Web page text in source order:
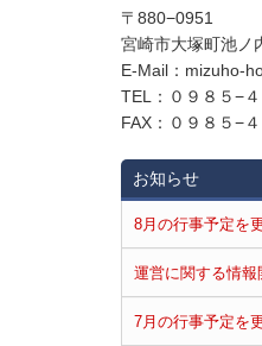
〒880−0951
宮崎市大塚町池ノ
E‐Mail：mizuho-
TEL：０９８５−
FAX：０９８５−
お知らせ
8月の行事予定を
運営に関する情
7月の行事予定を